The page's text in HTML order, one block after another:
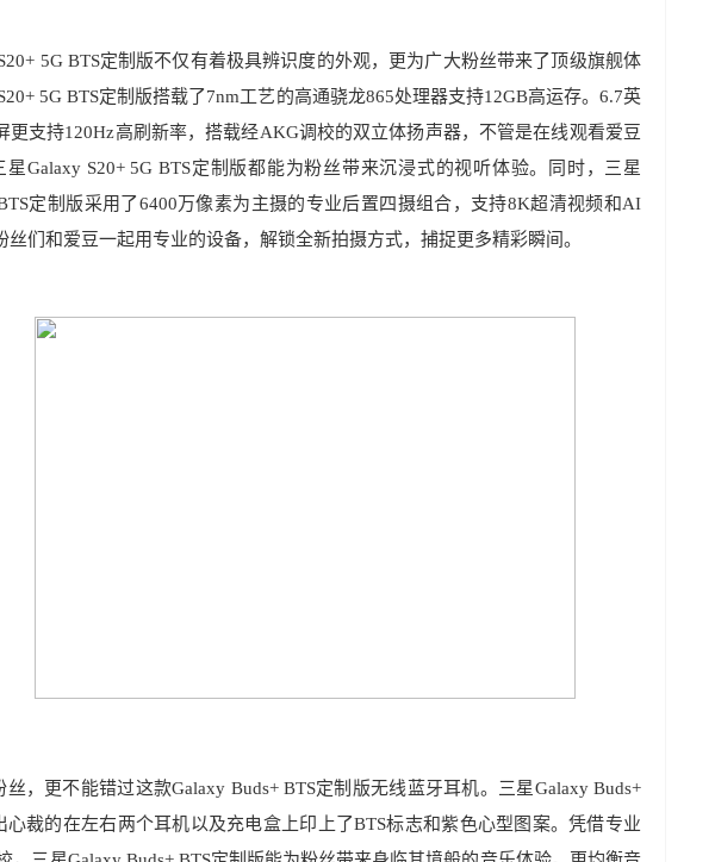
5G BTS定制版不仅有着极具辨识度的外观，更为广大粉丝带来了顶级旗舰体
5G BTS定制版搭载了7nm工艺的高通骁龙865处理器支持12GB高运存。6.7英
更支持120Hz高刷新率，搭载经AKG调校的双立体扬声器，不管是在线观看爱豆
Galaxy S20+ 5G BTS定制版都能为粉丝带来沉浸式的视听体验。同时，三星
定制版采用了6400万像素为主摄的专业后置四摄组合，支持8K超清视频和AI
丝们和爱豆一起用专业的设备，解锁全新拍摄方式，捕捉更多精彩瞬间。
丝，更不能错过这款Galaxy Buds+ BTS定制版无线蓝牙耳机。三星Galaxy Buds+
心裁的在左右两个耳机以及充电盒上印上了BTS标志和紫色心型图案。凭借专业